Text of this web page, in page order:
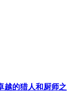
越的猎人和厨师之